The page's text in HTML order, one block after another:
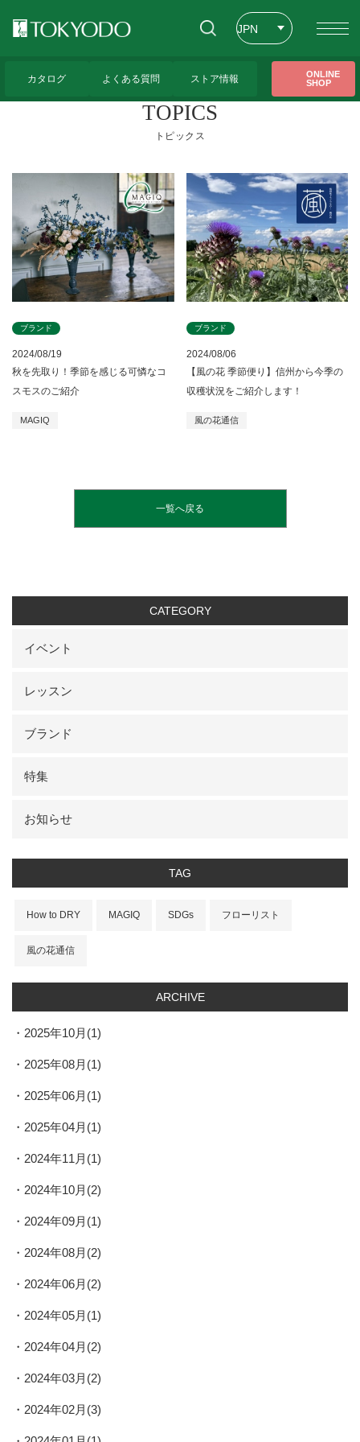
JPN
カタログ よくある質問 ストア情報
ONLINE
SHOP
TOPICS
トピックス
2024/08/19
ブランド
秋を先取り！季節を感じる可憐なコ
スモスのご紹介
MAGIQ
2024/08/06
ブランド
【風の花 季節便り】信州から今季の
収穫状況をご紹介します！
風の花通信
一覧へ戻る
CATEGORY
イベント
レッスン
ブランド
特集
お知らせ
TAG
How to DRY MAGIQ SDGs フローリスト
風の花通信
ARCHIVE
2025年10月(1)
2025年08月(1)
2025年06月(1)
2025年04月(1)
2024年11月(1)
2024年10月(2)
2024年09月(1)
2024年08月(2)
2024年06月(2)
2024年05月(1)
2024年04月(2)
2024年03月(2)
2024年02月(3)